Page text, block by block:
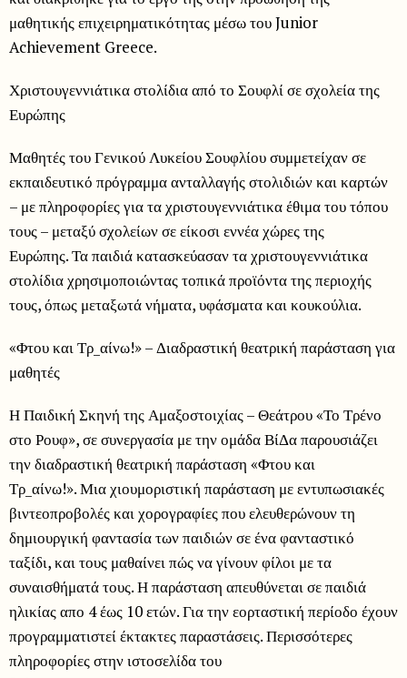
μαθητικής επιχειρηματικότητας μέσω του Junior
Achievement Greece.
Χριστουγεννιάτικα στολίδια από το Σουφλί σε σχολεία της
Ευρώπης
Μαθητές του Γενικού Λυκείου Σουφλίου συμμετείχαν σε
εκπαιδευτικό πρόγραμμα ανταλλαγής στολιδιών και καρτών
– με πληροφορίες για τα χριστουγεννιάτικα έθιμα του τόπου
τους – μεταξύ σχολείων σε είκοσι εννέα χώρες της
Ευρώπης. Τα παιδιά κατασκεύασαν τα χριστουγεννιάτικα
στολίδια χρησιμοποιώντας τοπικά προϊόντα της περιοχής
τους, όπως μεταξωτά νήματα, υφάσματα και κουκούλια.
«Φτου και Τρ_αίνω!» – Διαδραστική θεατρική παράσταση για
μαθητές
Η Παιδική Σκηνή της Αμαξοστοιχίας – Θεάτρου «Το Τρένο
στο Ρουφ», σε συνεργασία με την ομάδα ΒίΔα παρουσιάζει
την διαδραστική θεατρική παράσταση «Φτου και
Τρ_αίνω!». Μια χιουμοριστική παράσταση με εντυπωσιακές
βιντεοπροβολές και χορογραφίες που ελευθερώνουν τη
δημιουργική φαντασία των παιδιών σε ένα φανταστικό
ταξίδι, και τους μαθαίνει πώς να γίνουν φίλοι με τα
συναισθήματά τους. Η παράσταση απευθύνεται σε παιδιά
ηλικίας απο 4 έως 10 ετών. Για την εορταστική περίοδο έχουν
προγραμματιστεί έκτακτες παραστάσεις. Περισσότερες
πληροφορίες στην ιστοσελίδα του